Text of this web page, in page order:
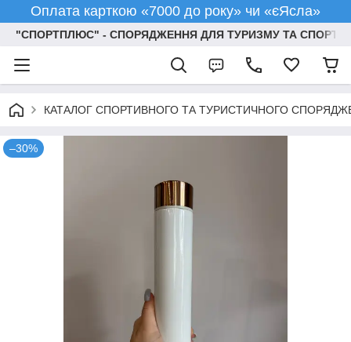
Оплата карткою «7000 до року» чи «єЯсла»
"СПОРТПЛЮС" - СПОРЯДЖЕННЯ ДЛЯ ТУРИЗМУ ТА СПОРТУ
КАТАЛОГ СПОРТИВНОГО ТА ТУРИСТИЧНОГО
–30%